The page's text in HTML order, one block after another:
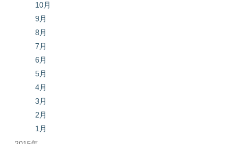
10月
9月
8月
7月
6月
5月
4月
3月
2月
1月